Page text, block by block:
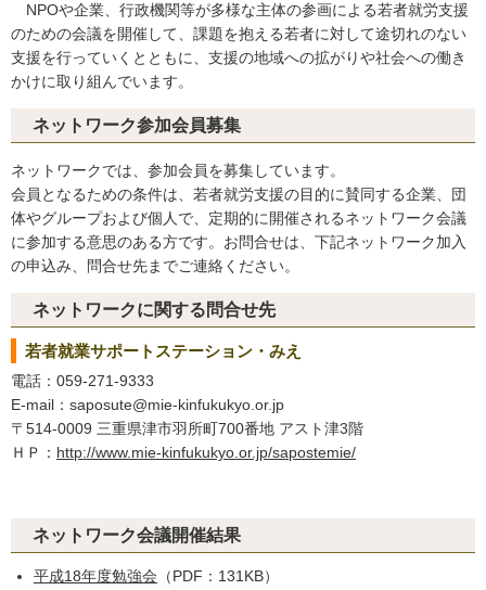
NPOや企業、行政機関等が多様な主体の参画による若者就労支援
のための会議を開催して、課題を抱える若者に対して途切れのない
支援を行っていくとともに、支援の地域への拡がりや社会への働き
かけに取り組んでいます。
ネットワーク参加会員募集
ネットワークでは、参加会員を募集しています。
会員となるための条件は、若者就労支援の目的に賛同する企業、団
体やグループおよび個人で、定期的に開催されるネットワーク会議
に参加する意思のある方です。お問合せは、下記ネットワーク加入
の申込み、問合せ先までご連絡ください。
ネットワークに関する問合せ先
若者就業サポートステーション・みえ
電話：059-271-9333
E-mail：saposute@mie-kinfukukyo.or.jp
〒514-0009 三重県津市羽所町700番地 アスト津3階
ＨＰ： http://www.mie-kinfukukyo.or.jp/sapostemie/
ネットワーク会議開催結果
平成18年度勉強会 （PDF：131KB）